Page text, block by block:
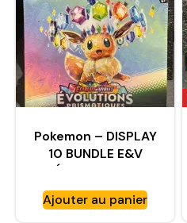
Pokemon – DISPLAY
10 BUNDLE E&V
ÉVOLUTIONS
PRISMATIQUES (FR)
(60BOOSTERS)
Ajouter au panier